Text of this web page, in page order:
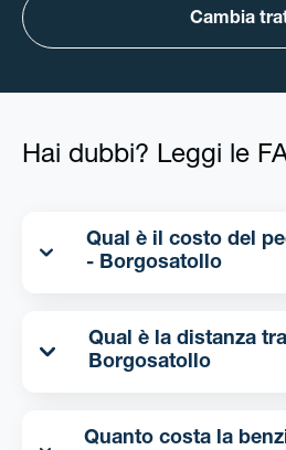
Cambia
Hai dubbi? Leggi le
Qual è il costo del
- Borgosatollo
Qual è la distanza tra Milano -
Borgosatollo
Quanto costa la